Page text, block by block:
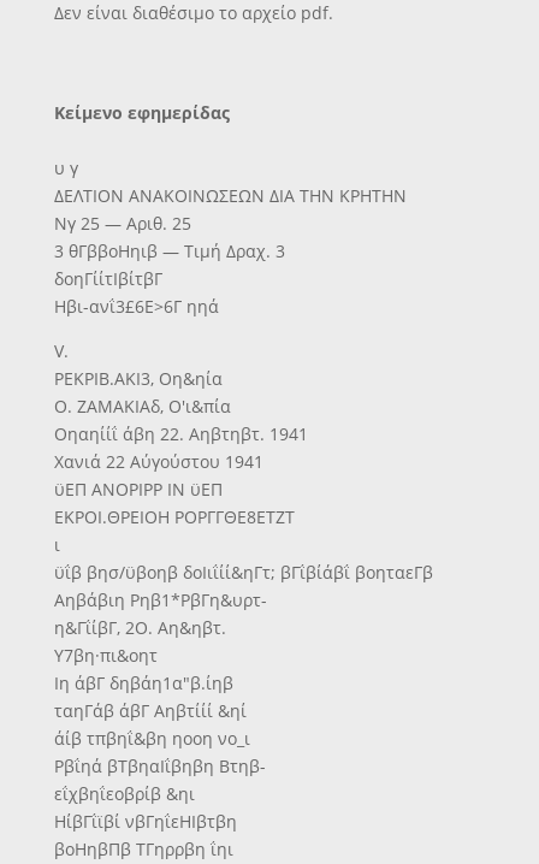
Δεν είναι διαθέσιμο το αρχείο pdf.
Κείμενο εφημερίδας
υ γ
ΔΕΛΤΙΟΝ ΑΝΑΚΟΙΝΩΣΕΩΝ ΔΙΑ ΤΗΝ ΚΡΗΤΗΝ
Νγ 25 — Αριθ. 25
3 θΓββοΗηιβ — Τιμή Δραχ. 3
δοηΓίίτΙβίτβΓ
Ηβι-ανΐ3£6Ε>6Γ ηηά
V.
ΡΕΚΡΙΒ.ΑΚΙ3, Οη&ηία
Ο. ΖΑΜΑΚΙΑδ, Ο'ι&πία
Οηαηίίΐ άβη 22. Αηβτηβτ. 1941
Χανιά 22 Αύγούστου 1941
ϋΕΠ ΑΝΟΡΙΡΡ ΙΝ ϋΕΠ
ΕΚΡΟΙ.ΘΡΕΙΟΗ ΡΟΡΓΓΘΕ8ΕΤΖΤ
ι
ϋΐβ βησ/ϋβοηβ δοΙιΐίί&ηΓτ; βΓΐβίάβΐ βοηταεΓβ
Αηβάβιη Ρηβ1*ΡβΓη&υρτ-
η&ΓΐίβΓ, 2Ο. Αη&ηβτ.
Υ7βη·πι&οητ
Ιη άβΓ δηβάη1α"β.ίηβ
ταηΓάβ άβΓ Αηβτίίί &ηί
άίβ τπβηΐ&βη ηοοη νο_ι
Ρβΐηά βΤβηαΙΐβηβη Βτηβ-
εΐχβηΐεοβρίβ &ηι
ΗίβΓΐϊβί νβΓηΐεΗΙβτβη
βοΗηβΠβ ΤΓηρρβη ΐηι